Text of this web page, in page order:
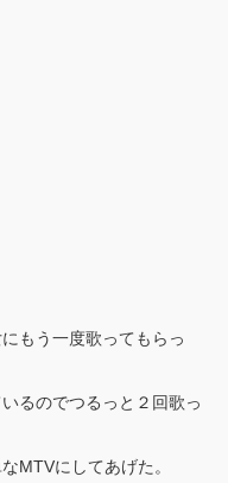
もう一度歌ってもらっ
るのでつるっと２回歌っ
MTVにしてあげた。